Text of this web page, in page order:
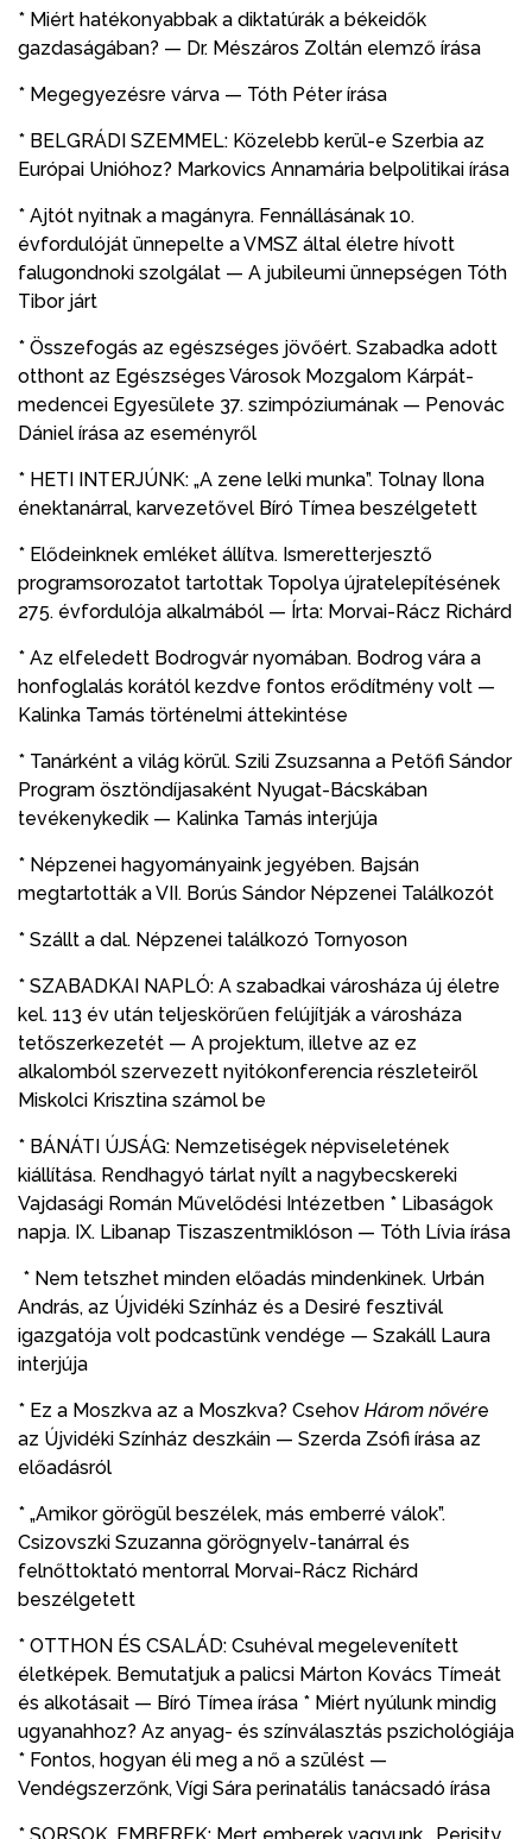
* Miért hatékonyabbak a diktatúrák a békeidők
gazdaságában? — Dr. Mészáros Zoltán elemző írása
* Megegyezésre várva — Tóth Péter írása
* BELGRÁDI SZEMMEL: Közelebb kerül-e Szerbia az
Európai Unióhoz? Markovics Annamária belpolitikai írása
* Ajtót nyitnak a magányra. Fennállásának 10.
évfordulóját ünnepelte a VMSZ által életre hívott
falugondnoki szolgálat — A jubileumi ünnepségen Tóth
Tibor járt
* Összefogás az egészséges jövőért. Szabadka adott
otthont az Egészséges Városok Mozgalom Kárpát-
medencei Egyesülete 37. szimpóziumának — Penovác
Dániel írása az eseményről
* HETI INTERJÚNK: „A zene lelki munka”. Tolnay Ilona
énektanárral, karvezetővel Bíró Tímea beszélgetett
* Elődeinknek emléket állítva. Ismeretterjesztő
programsorozatot tartottak Topolya újratelepítésének
275. évfordulója alkalmából — Írta: Morvai-Rácz Richárd
* Az elfeledett Bodrogvár nyomában. Bodrog vára a
honfoglalás korától kezdve fontos erődítmény volt —
Kalinka Tamás történelmi áttekintése
* Tanárként a világ körül. Szili Zsuzsanna a Petőfi Sándor
Program ösztöndíjasaként Nyugat-Bácskában
tevékenykedik — Kalinka Tamás interjúja
* Népzenei hagyományaink jegyében. Bajsán
megtartották a VII. Borús Sándor Népzenei Találkozót
* Szállt a dal. Népzenei találkozó Tornyoson
* SZABADKAI NAPLÓ: A szabadkai városháza új életre
kel. 113 év után teljeskörűen felújítják a városháza
tetőszerkezetét — A projektum, illetve az ez
alkalomból szervezett nyitókonferencia részleteiről
Miskolci Krisztina számol be
* BÁNÁTI ÚJSÁG: Nemzetiségek népviseletének
kiállítása. Rendhagyó tárlat nyílt a nagybecskereki
Vajdasági Román Művelődési Intézetben * Libaságok
napja. IX. Libanap Tiszaszentmiklóson — Tóth Lívia írása
* Nem tetszhet minden előadás mindenkinek. Urbán
András, az Újvidéki Színház és a Desiré fesztivál
igazgatója volt podcastünk vendége — Szakáll Laura
interjúja
* Ez a Moszkva az a Moszkva? Csehov Három nővére
az Újvidéki Színház deszkáin — Szerda Zsófi írása az
előadásról
* „Amikor görögül beszélek, más emberré válok”.
Csizovszki Szuzanna görögnyelv-tanárral és
felnőttoktató mentorral Morvai-Rácz Richárd
beszélgetett
* OTTHON ÉS CSALÁD: Csuhéval megelevenített
életképek. Bemutatjuk a palicsi Márton Kovács Tímeát
és alkotásait — Bíró Tímea írása * Miért nyúlunk mindig
ugyanahhoz? Az anyag- és színválasztás pszichológiája
* Fontos, hogyan éli meg a nő a szülést —
Vendégszerzőnk, Vígi Sára perinatális tanácsadó írása
* SORSOK, EMBEREK: Mert emberek vagyunk… Perisity